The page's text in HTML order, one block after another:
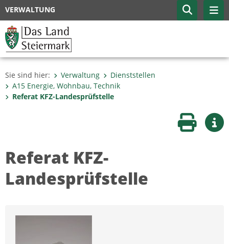
VERWALTUNG
Sie sind hier: Verwaltung
Dienststellen
A15 Energie, Wohnbau, Technik
Referat KFZ-Landesprüfstelle
Seite
Referat KFZ-
Landesprüfstelle